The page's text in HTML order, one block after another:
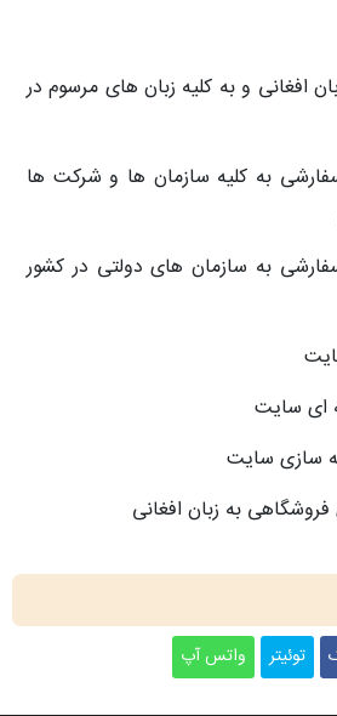
افغانی و به کلیه زبان های مرسوم در
به کلیه سازمان ها و شرکت ها
به سازمان های دولتی در کشور
ای سایت
سازی سایت
به زبان افغانی
توئیتر واتس آپ